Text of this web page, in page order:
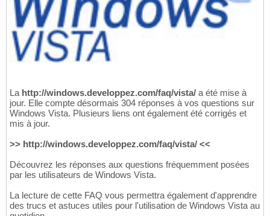
La http://windows.developpez.com/faq/vista/ a été mise à
jour. Elle compte désormais 304 réponses à vos questions sur
Windows Vista. Plusieurs liens ont également été corrigés et
mis à jour.
>> http://windows.developpez.com/faq/vista/ <<
Découvrez les réponses aux questions fréquemment posées
par les utilisateurs de Windows Vista.
La lecture de cette FAQ vous permettra également d'apprendre
des trucs et astuces utiles pour l'utilisation de Windows Vista au